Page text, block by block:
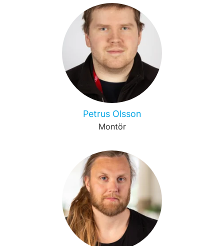
Petrus Olsson
Montör